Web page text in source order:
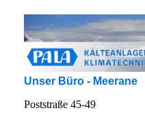
Unser Büro - Meerane
Poststraße 45-49